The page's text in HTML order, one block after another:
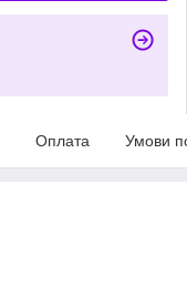
Оплата Умови